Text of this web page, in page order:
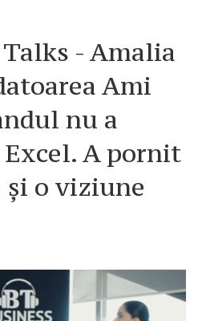
- Amalia
Ami
nu a
A pornit
și o viziune